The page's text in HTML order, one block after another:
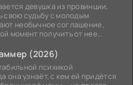
девушка из провинции,
свою судьбу с молодым
необычное соглашение,
момент получить от нее
(2026)
психикой
она узнаёт, с кем ей придётся